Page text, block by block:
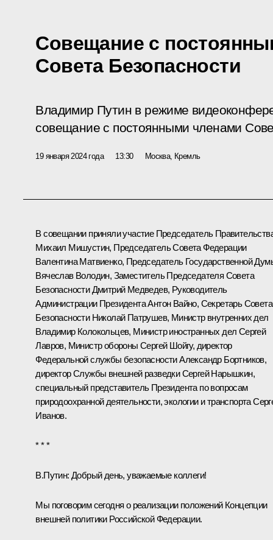
Совещание с
Совета Безопасности
Владимир Путин в режиме
совещание с постоянными членами
19 января 2024 года 13:30 Москва, Кремль
В совещании приняли участие Председатель
Михаил Мишустин, Председатель Совета Федерации
Валентина Матвиенко, Председатель Государственной
Вячеслав Володин, Заместитель Председателя Совета
БезопасностиДмитрий Медведев, Руководитель
Администрации ПрезидентаАнтон Вайно, Секретарь Совета
Безопасности Николай Патрушев, Министр внутренних дел
Владимир Колокольцев, Министр иностранных дел Сергей
Лавров, Министр обороны Сергей Шойгу, директор
Федеральной службы безопасностиАлександр Бортников,
директор Службы внешней разведкиСергей Нарышкин,
специальный представитель Президента по вопросам
природоохранной деятельности, экологии и транспорта
Иванов.
* * *
В.Путин: Добрый день, уважаемые коллеги!
Мы поговорим сегодня о реализации положений Концепции
внешней политики Российской Федерации.